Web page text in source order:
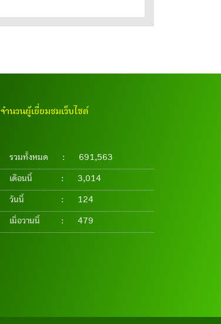
จำนวนผู้เยี่ยมชมเว็บไซต์
รวมทั้งหมด : 691,563
เดือนนี้ : 3,014
วันนี้ : 124
เมื่อวานนี้ : 479